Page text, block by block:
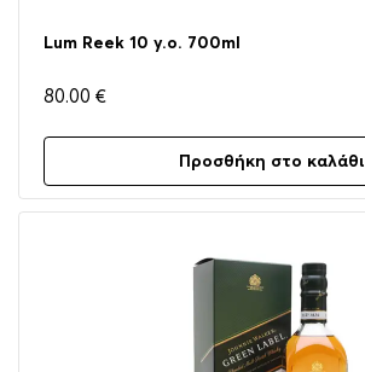
Lum Reek 10 y.o. 700ml
80.00 €
Προσθήκη στο καλάθι